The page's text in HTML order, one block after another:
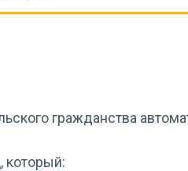
гражданства
который: